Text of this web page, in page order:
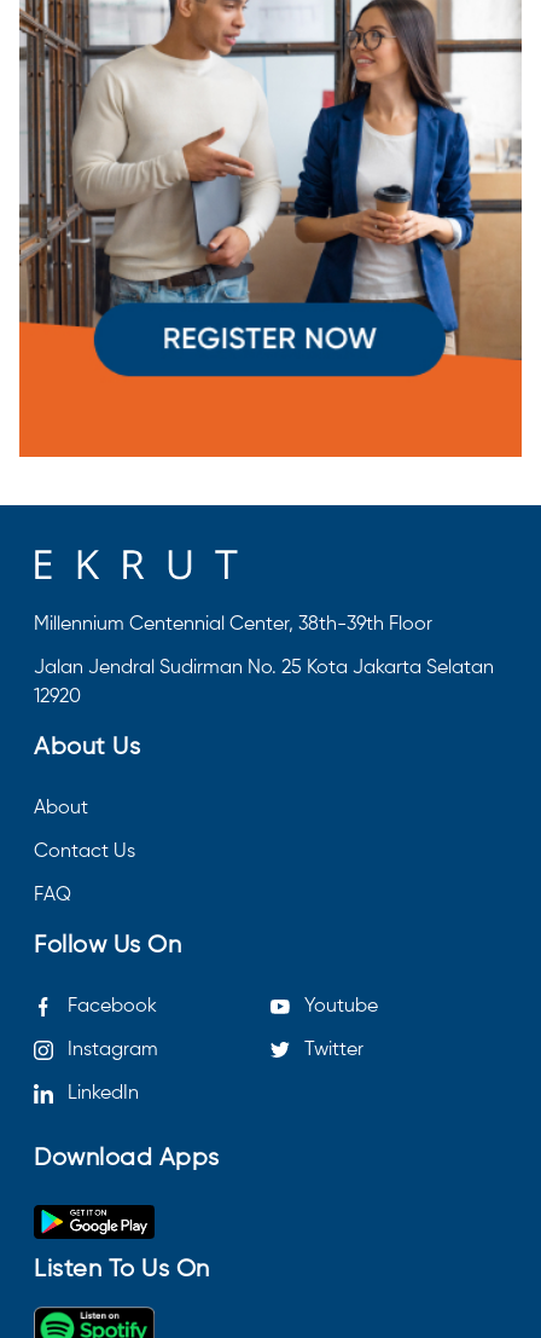
Millennium Centennial Center, 38th-39th Floor
Jalan Jendral Sudirman No. 25 Kota Jakarta Selatan
12920
About Us
About
Contact Us
FAQ
Follow Us On
Facebook Youtube
Instagram Twitter
LinkedIn
Download Apps
Listen To Us On